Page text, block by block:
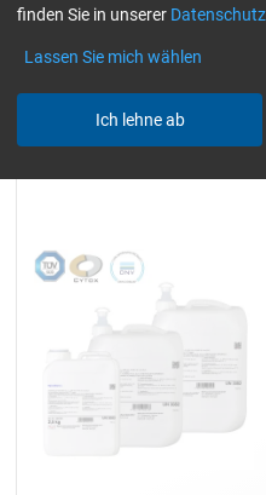
Alle Filter zurücksetzen
finden Sie in unserer
Lassen Sie mich wählen
Ich lehne ab